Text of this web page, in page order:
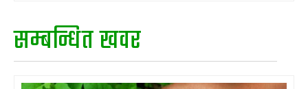
सम्बन्धित खवर